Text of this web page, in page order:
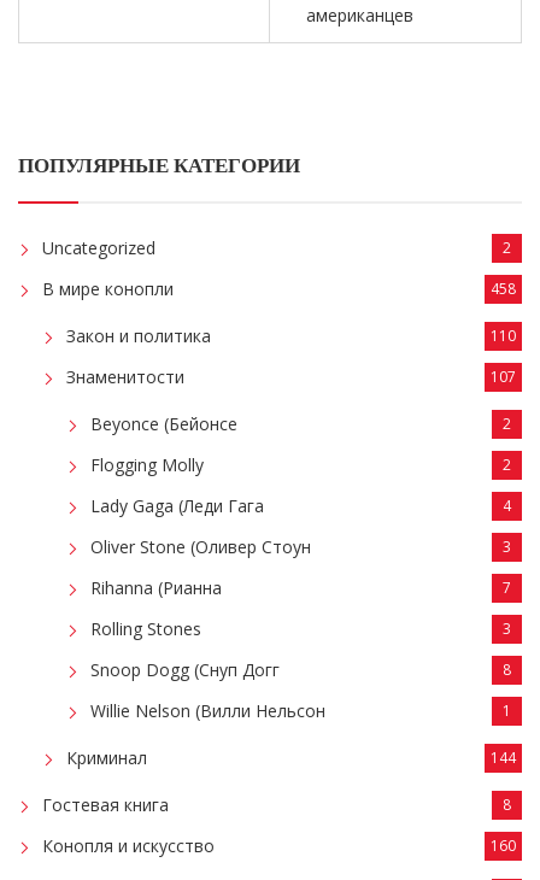
американцев
ПОПУЛЯРНЫЕ КАТЕГОРИИ
Uncategorized 2
В мире конопли 458
Закон и политика 110
Знаменитости 107
Beyonce (Бейонсе 2
Flogging Molly 2
Lady Gaga (Леди Гага 4
Oliver Stone (Оливер Стоун 3
Rihanna (Рианна 7
Rolling Stones 3
Snoop Dogg (Снуп Догг 8
Willie Nelson (Вилли Нельсон 1
Криминал 144
Гостевая книга 8
Конопля и искусство 160